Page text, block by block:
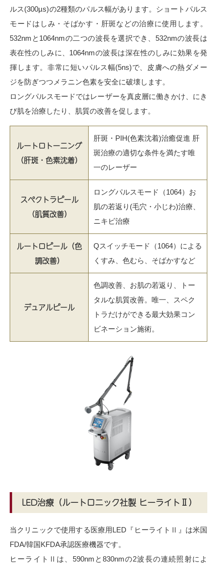
ルス(300µs)の2種類のパルス幅があります。ショートパルス
モードはしみ・そばかす・肝斑などの治療に使用します。
532nmと1064nmの二つの波長を選択でき、532nmの波長は
表在性のしみに、1064nmの波長は深在性のしみに効果を発
揮します。非常に短いパルス幅(5ns)で、皮膚への熱ダメー
ジを防ぎつつメラニン色素を安全に破壊します。
ロングパルスモードではレーザーを真皮層に働きかけ、にき
び肌を治療したり、肌質の改善を促します。
ルートロトーニング
（肝斑・色素沈着）
肝斑・PIH(色素沈着)治癒促進 肝
斑治療の適切な条件を満たす唯
一のレーザー
スペクトラピール
（肌質改善）
ロングパルスモード（1064）お
肌の若返り(毛穴・小じわ)治療、
ニキビ治療
ルートロピール（色
調改善）
Qスイッチモード（1064）による
くすみ、色むら、そばかすなど
デュアルピール
色調改善、お肌の若返り、トー
タルな肌質改善。唯一、スペク
トラだけができる最大効果コン
ビネーション施術。
LED治療（ルートロニック社製 ヒーライトⅡ）
当クリニックで使用する医療用LED『ヒーライトⅡ』は米国
FDA/韓国KFDA承認医療機器です。
ヒーライトⅡは、590nmと830nmの2波長の連続照射によ